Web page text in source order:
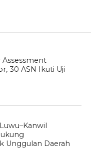
30 ASN Ikuti Uji
Unggulan Daerah